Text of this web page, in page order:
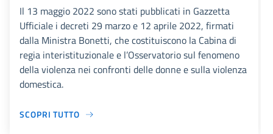
Il 13 maggio 2022 sono stati pubblicati in Gazzetta
Ufficiale i decreti 29 marzo e 12 aprile 2022, firmati
dalla Ministra Bonetti, che costituiscono la Cabina di
regia interistituzionale e l’Osservatorio sul fenomeno
della violenza nei confronti delle donne e sulla violenza
domestica.
SCOPRI TUTTO